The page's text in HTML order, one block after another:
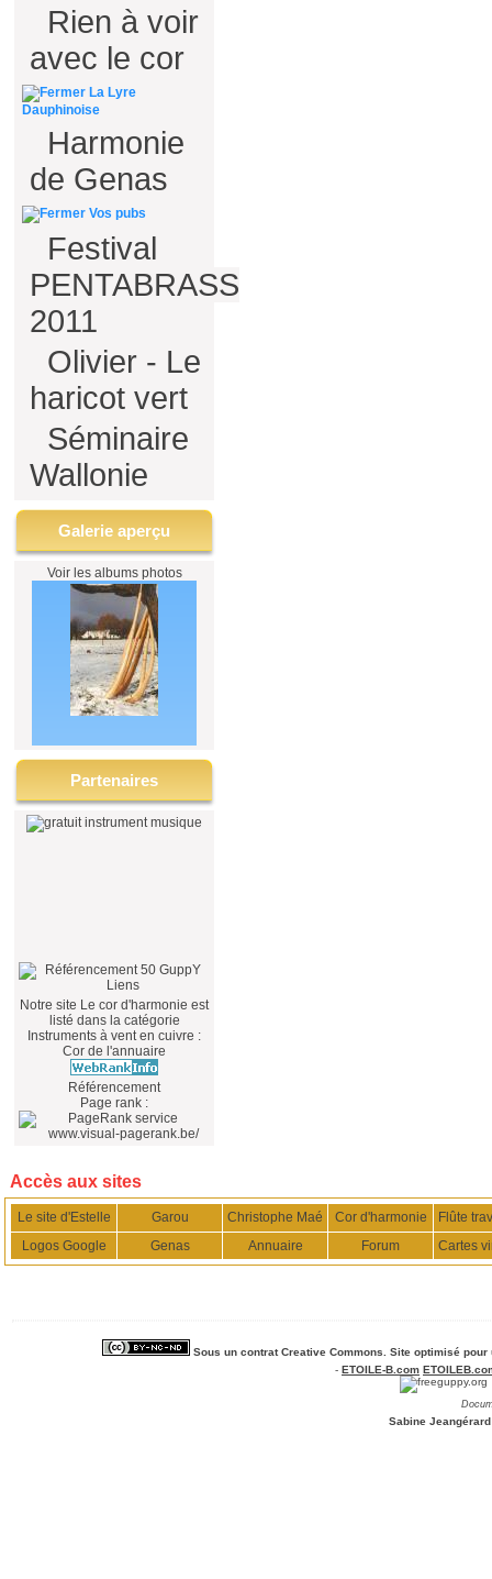
Rien à voir
avec le cor
La Lyre
Dauphinoise
Harmonie
de Genas
Vos pubs
Festival
PENTABRASS
2011
Olivier - Le
haricot vert
Séminaire
Wallonie
Galerie aperçu
Voir les albums photos
Partenaires
Notre site Le cor d'harmonie est
listé dans la catégorie
Instruments à vent en cuivre :
Cor de l'annuaire
Référencement
Page rank :
Accès aux sites
Le site d'Estelle Garou Christophe Maé Cor d'harmonie
Flûte
Logos Google
Genas Annuaire Forum Cartes
Sous un contrat Creative Commons . Site optimisé
- ETOILE-B.com
Sabine